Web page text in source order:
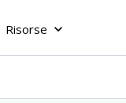
Risorse keyboard_arrow_down